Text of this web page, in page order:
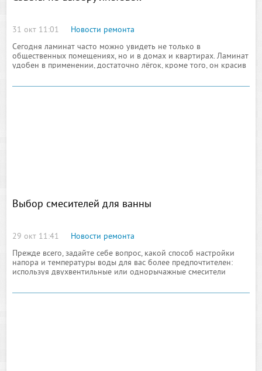
31 окт 11:01
Новости ремонта
Сегодня ламинат часто можно увидеть не только в
общественных помещениях, но и в домах и квартирах. Ламинат
удобен в применении, достаточно лёгок, кроме того, он красив
разобраться в классах ламината, его особенностях и
Выбор смесителей для ванны
29 окт 11:41
Новости ремонта
Прежде всего, задайте себе вопрос, какой способ настройки
напора и температуры воды для вас более предпочтителен:
используя двухвентильные или однорычажные смесители
из перечисленных вариантов обладает своими